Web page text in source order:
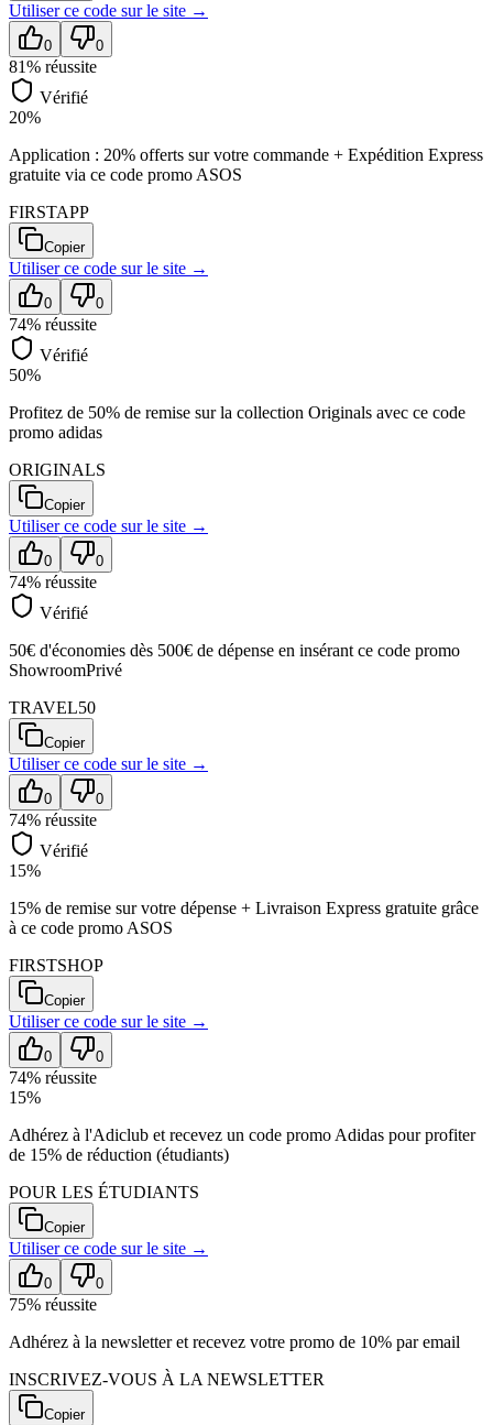
Utiliser ce code surle site →
0 0
81% réussite
Vérifié
20%
Application : 20% offerts sur votre commande + Expédition Express
gratuite via ce code promo ASOS
FIRSTAPP
Copier
Utiliser ce code surle site →
0 0
74% réussite
Vérifié
50%
Profitez de 50% de remise sur la collection Originals avec ce code
promo adidas
ORIGINALS
Copier
Utiliser ce code surle site →
0 0
74% réussite
Vérifié
50€ d'économies dès 500€ de dépense en insérant ce code promo
ShowroomPrivé
TRAVEL50
Copier
Utiliser ce code surle site →
0 0
74% réussite
Vérifié
15%
15% de remise sur votre dépense + Livraison Express gratuite grâce
à ce code promo ASOS
FIRSTSHOP
Copier
Utiliser ce code surle site →
0 0
74% réussite
15%
Adhérez à l'Adiclub et recevez un code promo Adidas pour profiter
de 15% de réduction (étudiants)
POUR LES ÉTUDIANTS
Copier
Utiliser ce code surle site →
0 0
75% réussite
Adhérez à la newsletter et recevez votre promo de 10% par email
INSCRIVEZ-VOUS À LA NEWSLETTER
Copier